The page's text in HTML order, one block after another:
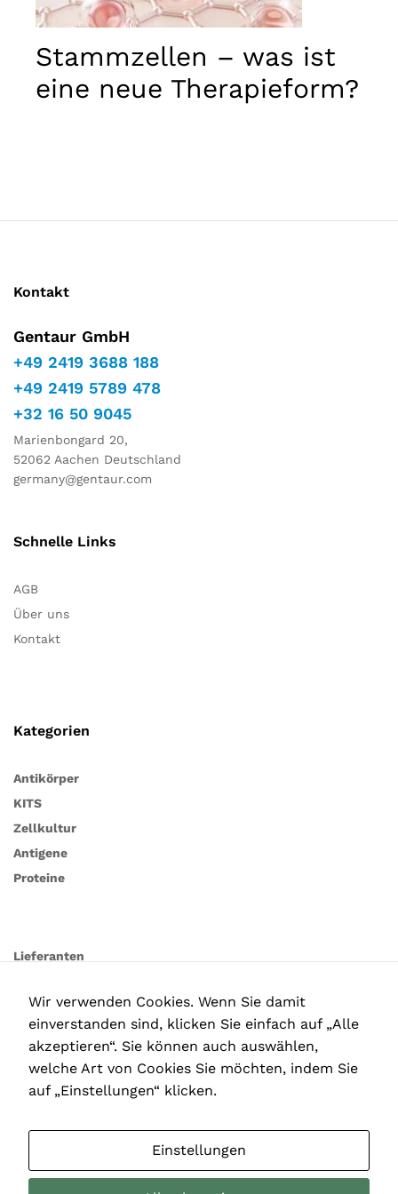
Stammzellen – was ist
eine neue Therapieform?
Kontakt
Gentaur GmbH
+49 2419 3688 188
+49 2419 5789 478
+32 16 50 9045
Marienbongard 20,
52062 Aachen Deutschland
germany@gentaur.com
Schnelle Links
AGB
Über uns
Kontakt
Kategorien
Antikörper
KITS
Zellkultur
Antigene
Proteine
Lieferanten
Wir verwenden Cookies. Wenn Sie damit
einverstanden sind, klicken Sie einfach auf „Alle
akzeptieren“. Sie können auch auswählen,
welche Art von Cookies Sie möchten, indem Sie
auf „Einstellungen“ klicken.
Einstellungen
Marketing
Indem Sie
Interessen
und Ihr
Verhalten